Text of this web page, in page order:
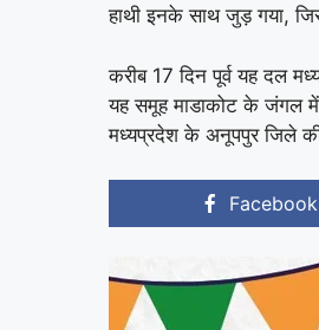
हाथी इनके साथ जुड़ गया,
करीब 17 दिन पूर्व यह दल
यह समूह माडाकोट के जंगल में
मध्यप्रदेश के अनूपपुर जिले
Facebook